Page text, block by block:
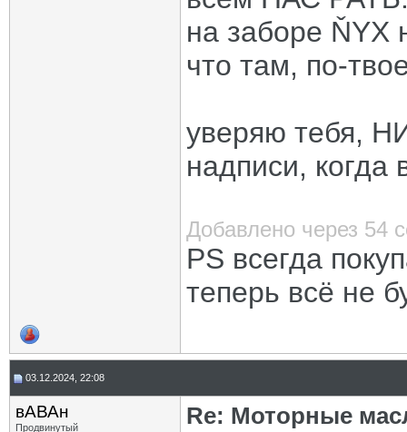
на заборе ŇYX
что там, по-
уверяю тебя,
надписи,
Добавлено через 54
PS всегда
теперь всё не
03.12.2024, 22:08
вАВАн
Продвинутый Re: Моторные